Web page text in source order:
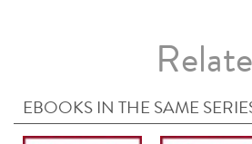
EBOOKS IN THE SAME